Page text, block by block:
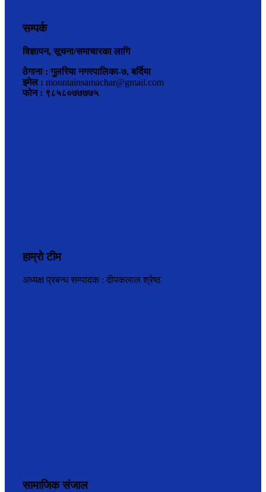
सम्पर्क
विज्ञापन, सूचना/समाचारका लागि
ठेगाना : गुलरिया नगरपालिका-७, बर्दिया
इमेल : mountainsamachar@gmail.com
फोन : ९८५८०७७७७५
हाम्रो टीम
अध्यक्ष प्रबन्ध सम्पादक : दीपकलाल श्रेष्ठ
सामाजिक संजाल